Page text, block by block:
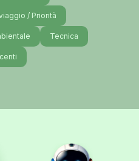
/ Priorità
Tecnica